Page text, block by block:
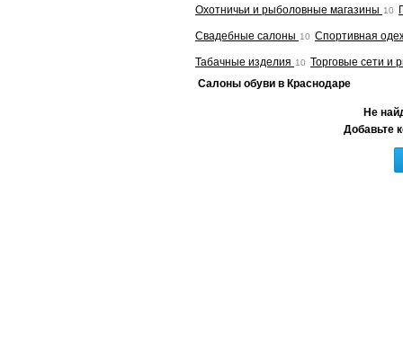
Охотничьи и рыболовные магазины 10
Свадебные салоны 10 Спортивная
Табачные изделия 10 Торговые сети и
Салоны обуви в Краснодаре
Не
Добавьте